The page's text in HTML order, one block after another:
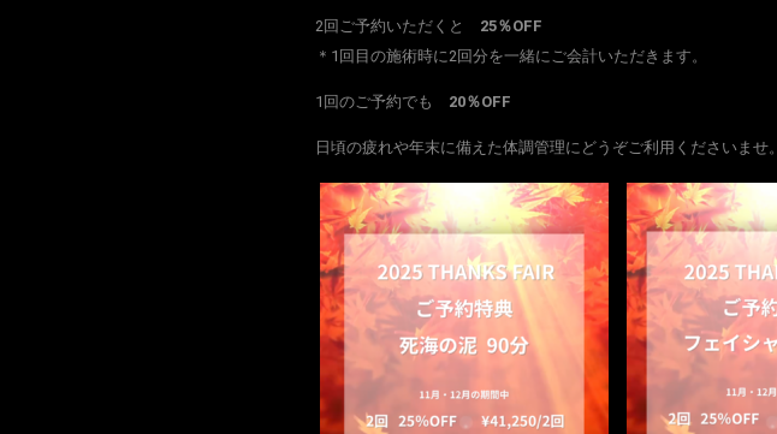
2回ご予約いただくと 25％OFF
＊1回目の施術時に2回分を一緒にご会計いただきます。
1回のご予約でも 20％OFF
日頃の疲れや年末に備えた体調管理にどうぞご利用くださいませ。